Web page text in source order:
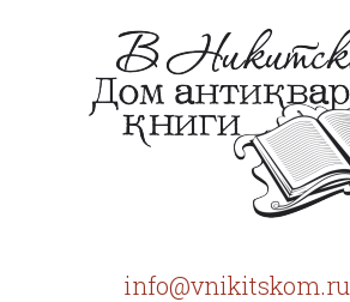
info@vnikitskom.ru